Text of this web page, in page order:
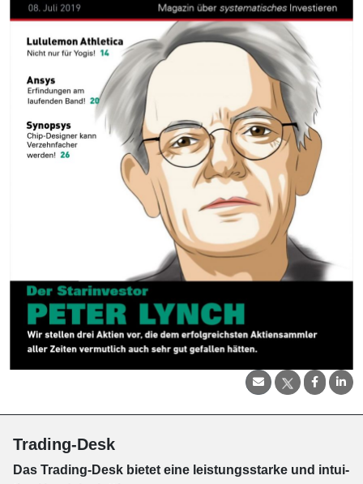
Trading-Desk
Das Trading-Desk bie­tet eine leis­tungs­star­ke und in­tui­